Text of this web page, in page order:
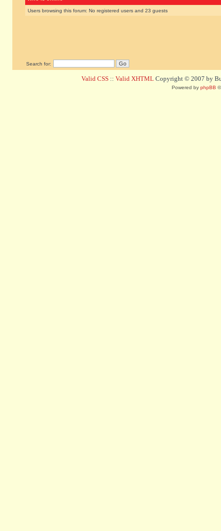
Users browsing this forum: No registered users and 23 guests
Search for:
Valid CSS :: Valid XHTML Copyright © 2007 by
Powered by phpBB